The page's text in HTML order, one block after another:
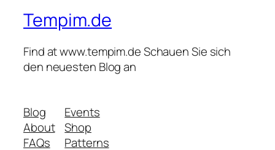
Tempim.de
Find at www.tempim.de Schauen Sie sich
den neuesten Blog an
Blog
About
FAQs
Events
Shop
Patterns